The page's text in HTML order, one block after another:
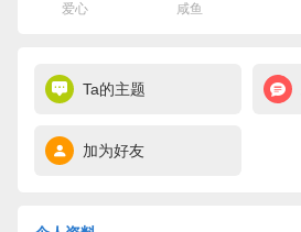
爱心 咸鱼
Ta的主题
加为好友